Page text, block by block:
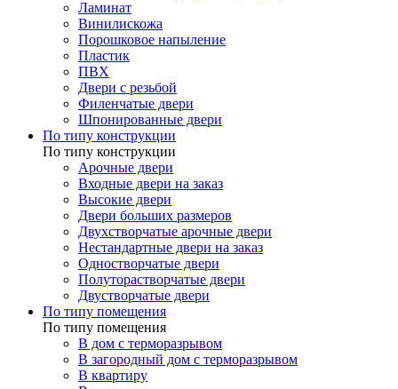
Ламинат
Винилискожа
Порошковое напыление
Пластик
ПВХ
Двери с резьбой
Филенчатые двери
Шпонированные двери
По типу конструкции
По типу конструкции
Арочные двери
Входные двери на заказ
Высокие двери
Двери больших размеров
Двухстворчатые арочные двери
Нестандартные двери на заказ
Одностворчатые двери
Полуторастворчатые двери
Двустворчатые двери
По типу помещения
По типу помещения
В дом с терморазрывом
В загородный дом с терморазрывом
В квартиру